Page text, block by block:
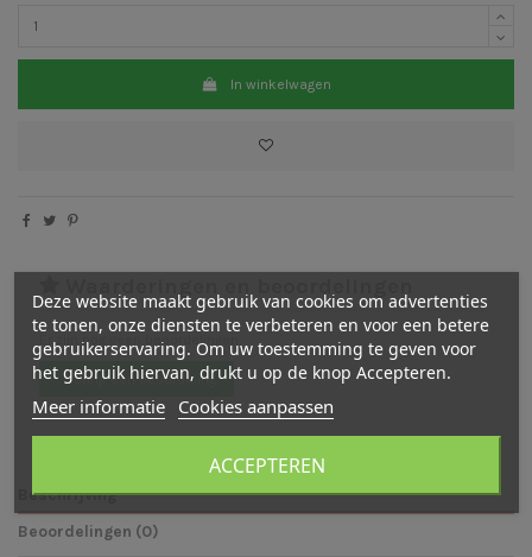
In winkelwagen
Er zijn nog geen beoordelingen
Schrijf een beoordeling
Beschrijving
Beoordelingen (0)
Deze website maakt gebruik van cookies om advertenties
te tonen, onze diensten te verbeteren en voor een betere
gebruikerservaring. Om uw toestemming te geven voor
het gebruik hiervan, drukt u op de knop Accepteren.
Meer informatie Cookies aanpassen
ACCEPTEREN